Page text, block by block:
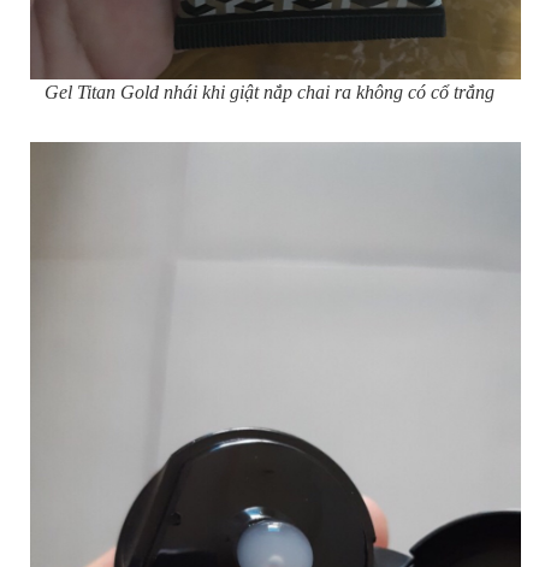
Gel Titan Gold nhái khi giật nắp chai ra không có cổ trắng